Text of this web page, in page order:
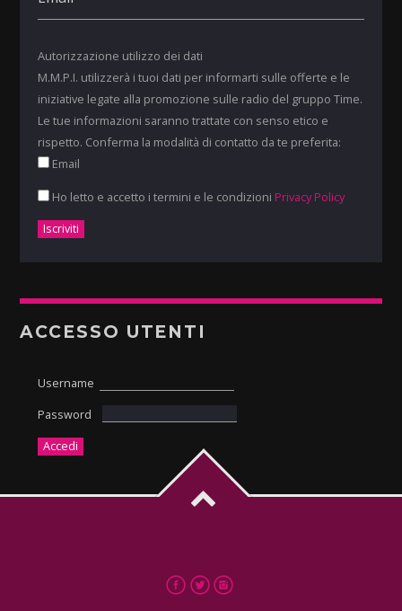
Autorizzazione utilizzo dei dati
M.M.P.I. utilizzerà i tuoi dati per informarti sulle offerte e le
iniziative legate alla promozione sulle radio del gruppo Time.
Le tue informazioni saranno trattate con senso etico e
rispetto. Conferma la modalità di contatto da te preferita:
Email
Ho letto e accetto i termini e le condizioni Privacy Policy
ACCESSO UTENTI
Username
Password